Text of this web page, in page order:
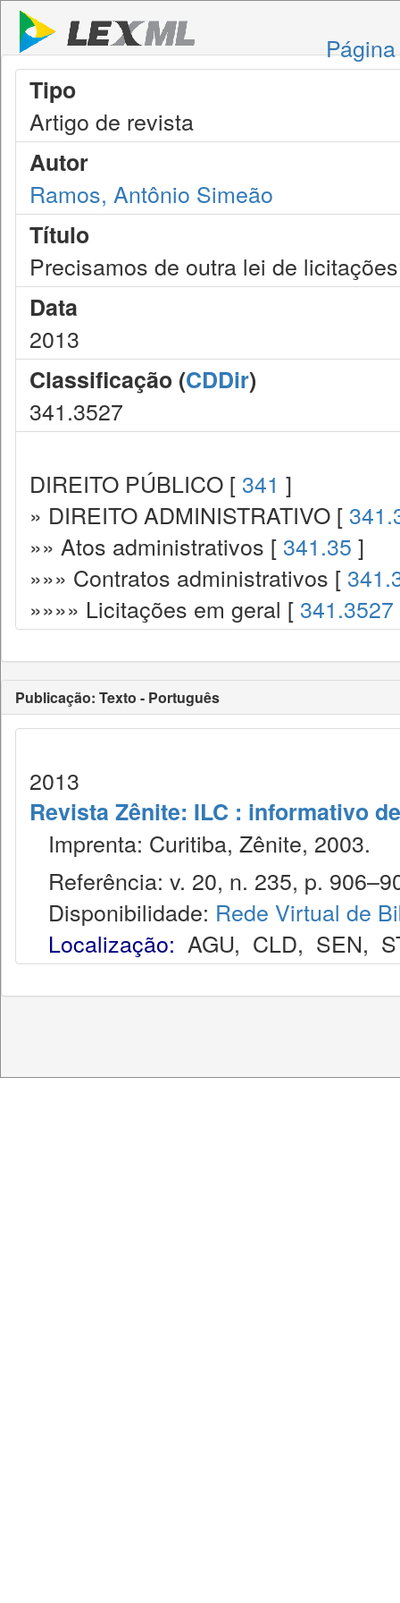
Tipo
Artigo de revista
Autor
Ramos, Antônio Simeão
Título
Precisamos de outra lei de
Data
2013
Classificação (CDDir)
341.3527
DIREITO PÚBLICO [ 341 ]
» DIREITO ADMINISTRATIVO [
»» Atos administrativos [ 341.35 ]
»»» Contratos administrativos [
»»»» Licitações em geral [ 341.3527
Publicação: Texto - Português
2013
Revista Zênite: ILC : informativo
Imprenta: Curitiba, Zênite, 2003.
Referência: v. 20, n. 235, p.
Disponibilidade: Rede Virtual de
Localização: AGU, CLD, SEN,